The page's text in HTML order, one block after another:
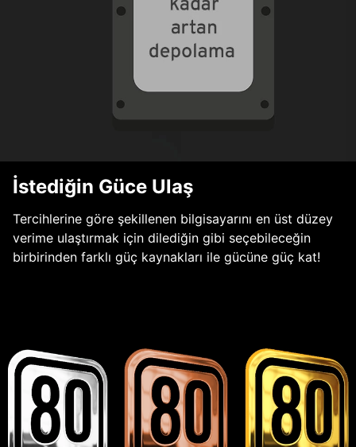
İstediğin Güce Ulaş
Tercihlerine göre şekillenen bilgisayarını en üst düzey
verime ulaştırmak için dilediğin gibi seçebileceğin
birbirinden farklı güç kaynakları ile gücüne güç kat!